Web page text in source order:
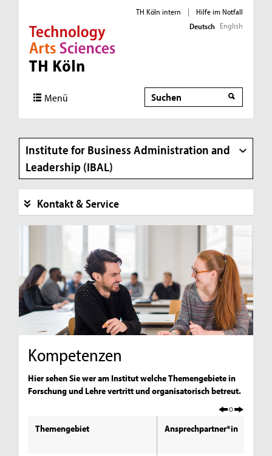
Direkt zur Hauptnavigation
Direkt zur Subnavigation
Direkt zum Inhalt
Direkt zum Fußbereich
TH Köln intern |
Hilfe im Notfall
Deutsch English
Menü Suche
Suche
Institute for Business Administration and
Leadership (IBAL)
Kontakt & Service
Kompetenzen
Hier sehen Sie wer am Institut welche Themengebiete in
Forschung und Lehre vertritt und organisatorisch betreut.
Themengebiet Ansprechpartner*in